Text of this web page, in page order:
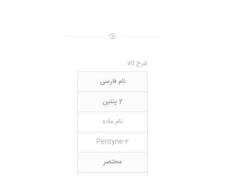
شرح کالا
نام فارسی
2 پنتین
نام ماده
2-Pentyne
مختصر